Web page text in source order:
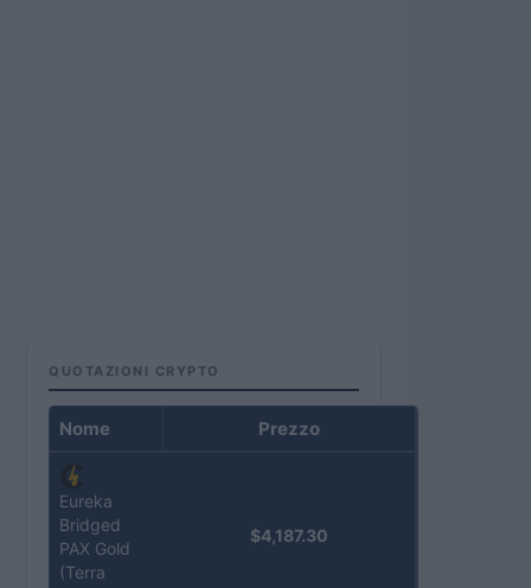
QUOTAZIONI CRYPTO
Nome Prezzo
Eureka
Bridged
PAX Gold
(Terra
$4,187.30